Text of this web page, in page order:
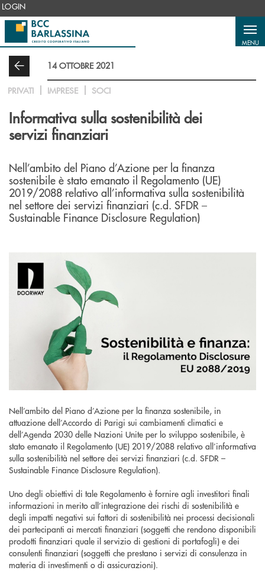
Salta al contenuto principale
LOGIN
MENU
14 OTTOBRE 2021
PRIVATI IMPRESE SOCI
Informativa sulla sostenibilità dei
servizi finanziari
Nell’ambito del Piano d’Azione per la finanza
sostenibile è stato emanato il Regolamento (UE)
2019/2088 relativo all’informativa sulla sostenibilità
nel settore dei servizi finanziari (c.d. SFDR –
Sustainable Finance Disclosure Regulation)
Nell’ambito del Piano d’Azione per la finanza sostenibile, in
attuazione dell’Accordo di Parigi sui cambiamenti climatici e
dell’Agenda 2030 delle Nazioni Unite per lo sviluppo sostenibile, è
stato emanato il Regolamento (UE) 2019/2088 relativo all’informativa
sulla sostenibilità nel settore dei servizi finanziari (c.d. SFDR –
Sustainable Finance Disclosure Regulation).
Uno degli obiettivi di tale Regolamento è fornire agli investitori finali
informazioni in merito all’integrazione dei rischi di sostenibilità e
degli impatti negativi sui fattori di sostenibilità nei processi decisionali
dei partecipanti ai mercati finanziari (soggetti che rendono disponibili
prodotti finanziari quale il servizio di gestioni di portafogli) e dei
consulenti finanziari (soggetti che prestano i servizi di consulenza in
materia di investimenti o di assicurazioni).